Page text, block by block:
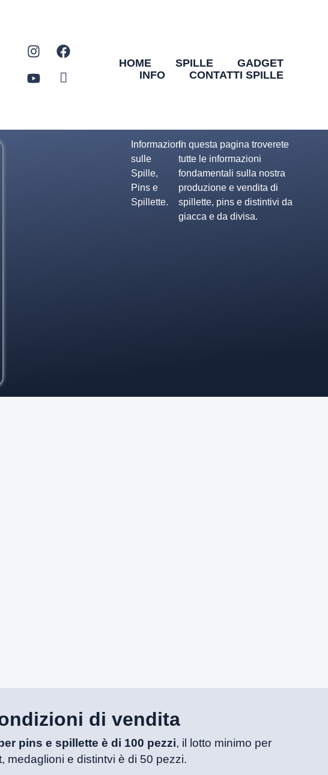
HOME SPILLE
GADGET
INFO
CONTATTI SPILLE
Informazioni
sulle
Spille,
Pins e
Spillette.
In questa pagina troverete
tutte le informazioni
fondamentali sulla nostra
produzione e vendita di
spillette, pins e distintivi da
giacca e da divisa.
di vendita
pins e spillette è di 100 pezzi, il lotto minimo per
medaglioni e distintvi è di 50 pezzi.